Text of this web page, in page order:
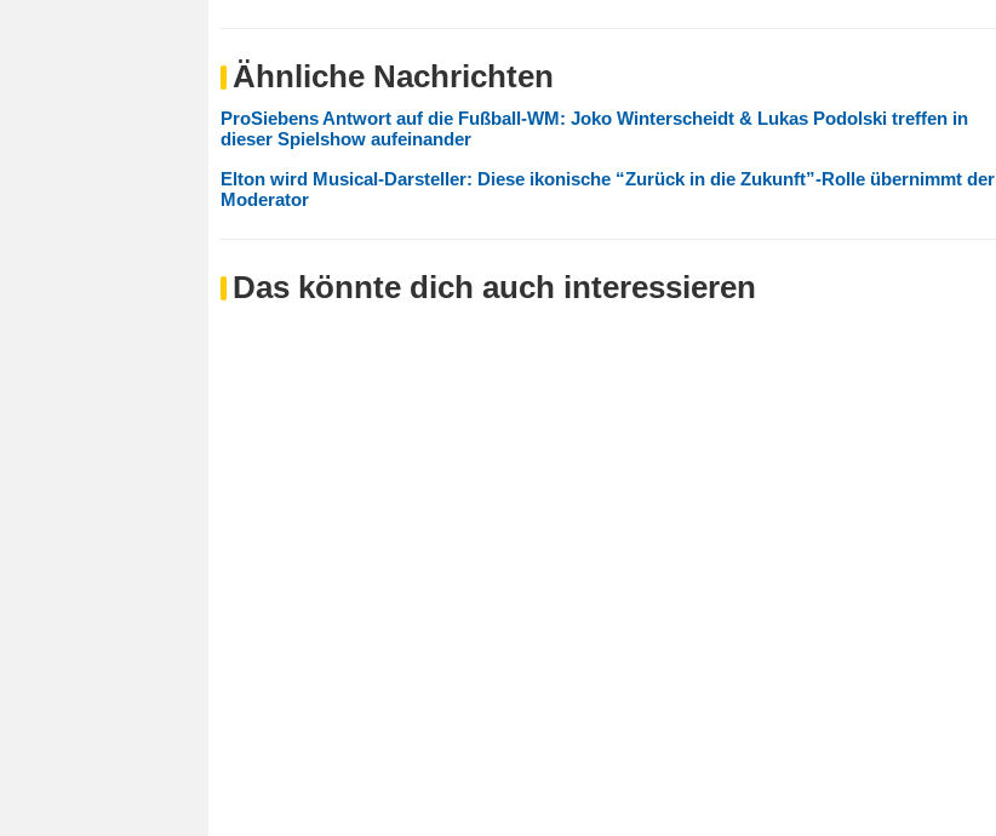
Ähnliche Nachrichten
ProSiebens Antwort auf die Fußball-WM: Joko Winterscheidt & Lukas Podolski treffen in
dieser Spielshow aufeinander
Elton wird Musical-Darsteller: Diese ikonische “Zurück in die Zukunft”-Rolle übernimmt der
Moderator
Das könnte dich auch interessieren